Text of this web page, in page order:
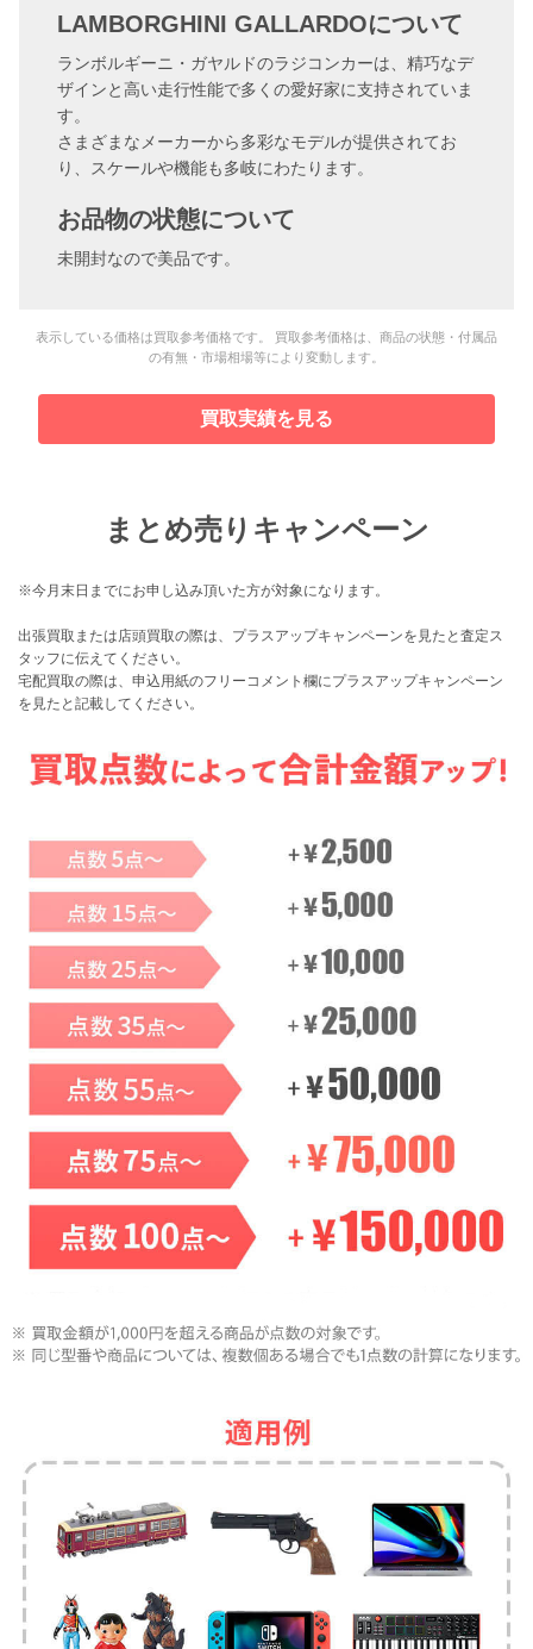
LAMBORGHINI GALLARDOについて
ランボルギーニ・ガヤルドのラジコンカーは、精巧なデ
ザインと高い走行性能で多くの愛好家に支持されていま
す。
さまざまなメーカーから多彩なモデルが提供されてお
り、スケールや機能も多岐にわたります。
お品物の状態について
未開封なので美品です。
表示している価格は買取参考価格です。 買取参考価格は、商品の状態・付属品
の有無・市場相場等により変動します。
買取実績を見る
まとめ売りキャンペーン
※今月末日までにお申し込み頂いた方が対象になります。
出張買取または店頭買取の際は、プラスアップキャンペーンを見たと査定ス
タッフに伝えてください。
宅配買取の際は、申込用紙のフリーコメント欄にプラスアップキャンペーン
を見たと記載してください。